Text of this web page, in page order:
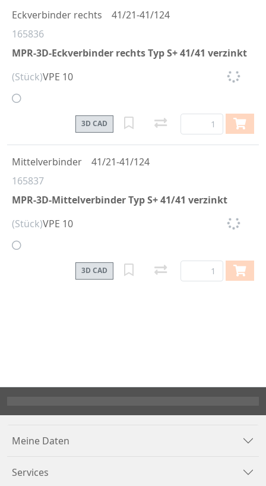
165836
MPR-3D-Eckverbinder rechts Typ S+ 41/41 verzinkt
Eckverbinder rechts 41/21-41/124
(Stück)VPE 10
3D CAD
165837
MPR-3D-Mittelverbinder Typ S+ 41/41 verzinkt
Mittelverbinder 41/21-41/124
(Stück)VPE 10
3D CAD
Meine Daten
Services